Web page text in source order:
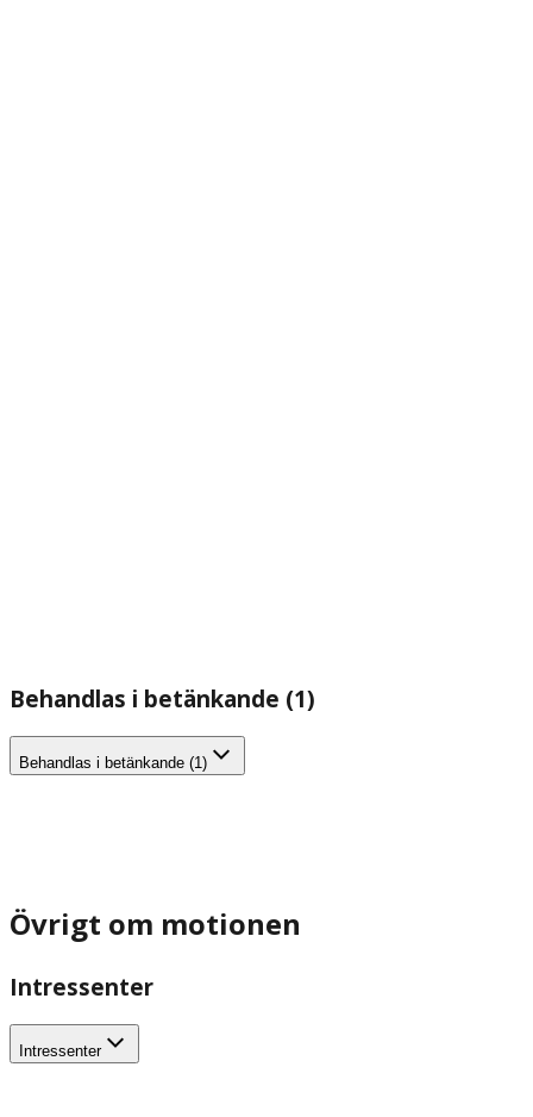
Behandlas i betänkande (1)
Behandlas i betänkande (1)
Övrigt om motionen
Intressenter
Intressenter